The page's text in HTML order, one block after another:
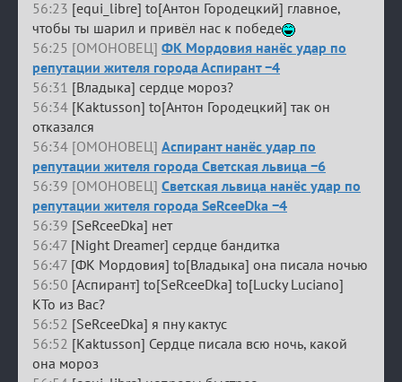
56:23 [equi_libre] to[Антон Городецкий] главное,
чтобы ты шарил и привёл нас к победе
56:25 [ОМОНОВЕЦ] ФК Мордовия нанёс удар по
репутации жителя города Аспирант −4
56:31 [Владыка] сердце мороз?
56:34 [Kaktusson] to[Антон Городецкий] так он
отказался
56:34 [ОМОНОВЕЦ] Аспирант нанёс удар по
репутации жителя города Светская львица −6
56:39 [ОМОНОВЕЦ] Светская львица нанёс удар по
репутации жителя города SeRceeDka −4
56:39 [SeRceeDka] нет
56:47 [Night Dreamer] сердце бандитка
56:47 [ФК Мордовия] to[Владыка] она писала ночью
56:50 [Аспирант] to[SeRceeDka] to[Lucky Luciano]
КТо из Вас?
56:52 [SeRceeDka] я пну кактус
56:52 [Kaktusson] Сердце писала всю ночь, какой
она мороз